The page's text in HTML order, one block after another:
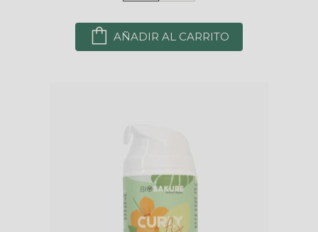
AÑADIR AL CARRITO